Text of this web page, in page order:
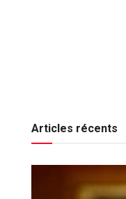
Articles récents